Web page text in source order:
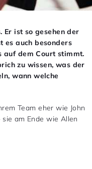
ist so gesehen der
es auch besonders
auf dem Court stimmt.
zu wissen, was der
wann welche
Team eher wie John
am Ende wie Allen